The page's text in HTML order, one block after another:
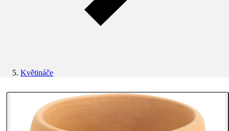
Květináče